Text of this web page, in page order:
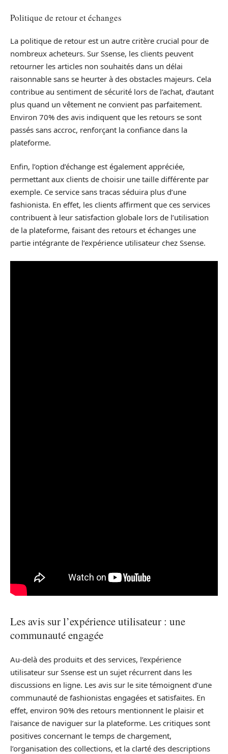
Politique de retour et échanges
La politique de retour est un autre critère crucial pour de
nombreux acheteurs. Sur Ssense, les clients peuvent
retourner les articles non souhaités dans un délai
raisonnable sans se heurter à des obstacles majeurs. Cela
contribue au sentiment de sécurité lors de l’achat, d’autant
plus quand un vêtement ne convient pas parfaitement.
Environ 70% des avis indiquent que les retours se sont
passés sans accroc, renforçant la confiance dans la
plateforme.
Enfin, l’option d’échange est également appréciée,
permettant aux clients de choisir une taille différente par
exemple. Ce service sans tracas séduira plus d’une
fashionista. En effet, les clients affirment que ces services
contribuent à leur satisfaction globale lors de l’utilisation
de la plateforme, faisant des retours et échanges une
partie intégrante de l’expérience utilisateur chez Ssense.
Les avis sur l’expérience utilisateur : une
communauté engagée
Au-delà des produits et des services, l’expérience
utilisateur sur Ssense est un sujet récurrent dans les
discussions en ligne. Les avis sur le site témoignent d’une
communauté de fashionistas engagées et satisfaites. En
effet, environ 90% des retours mentionnent le plaisir et
l’aisance de naviguer sur la plateforme. Les critiques sont
positives concernant le temps de chargement,
l’organisation des collections, et la clarté des descriptions